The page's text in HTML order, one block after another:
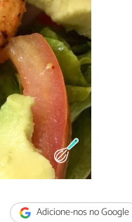
Adicione-nos no Google